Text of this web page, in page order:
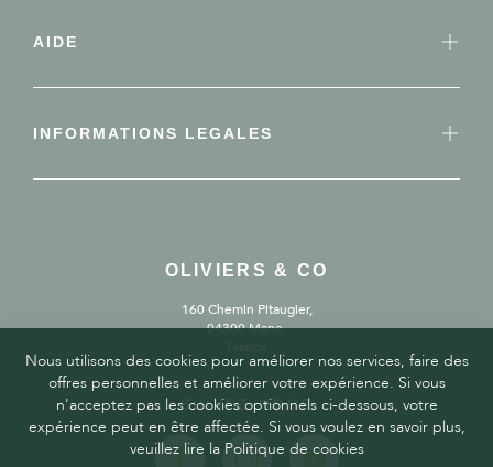
AIDE
INFORMATIONS LEGALES
OLIVIERS & CO
160 Chemin Pitaugier,
04300 Mane,
SUIVEZ-NOUS
Nous utilisons des cookies pour améliorer nos services, faire des
offres personnelles et améliorer votre expérience. Si vous
n'acceptez pas les cookies optionnels ci-dessous, votre
expérience peut en être affectée. Si vous voulez en savoir plus,
veuillez lire la Politique de cookies